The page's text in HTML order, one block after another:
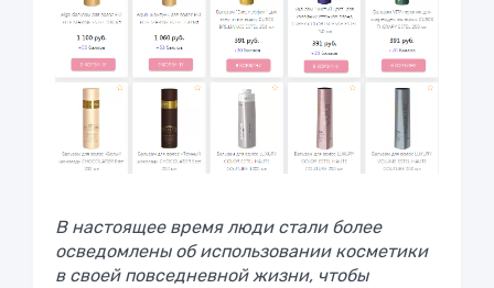
В настоящее времялюди стали более
осведомлены об использовании косметики
в своей повседневной жизни, чтобы